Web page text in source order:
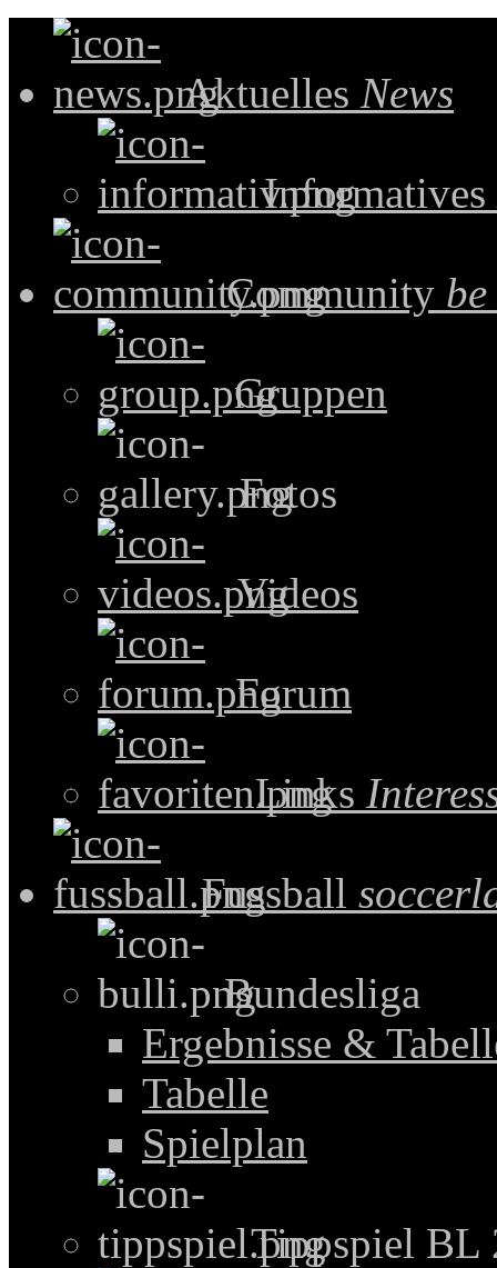
Aktuelles News
Informatives
Community
Gruppen
Fotos
Videos
Forum
Links
Fussball
Bundesliga
Ergebnisse &
Tabelle
Spielplan
Tippspiel BL